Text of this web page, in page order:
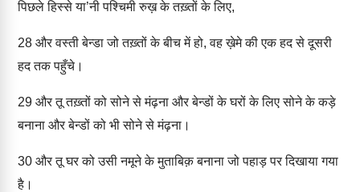
पिछले हिस्से या’नी पश्चिमी रुख़ के तख़्तों के लिए,
28 और वस्ती बेन्डा जो तख़्तों के बीच में हो, वह ख़ेमे की एक हद से दूसरी
हद तक पहुँचे।
29 और तू तख़्तों को सोने से मंढ़ना और बेन्डों के घरों के लिए सोने के कड़े
बनाना और बेन्डों को भी सोने से मंढ़ना।
30 और तू घर को उसी नमूने के मुताबिक़ बनाना जो पहाड़ पर दिखाया गया
है।